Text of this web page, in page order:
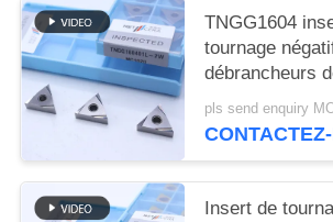
TNGG1604
tournage
débrancheurs
finition de 2 W
MC1020/
pls send enquiry
Insert de